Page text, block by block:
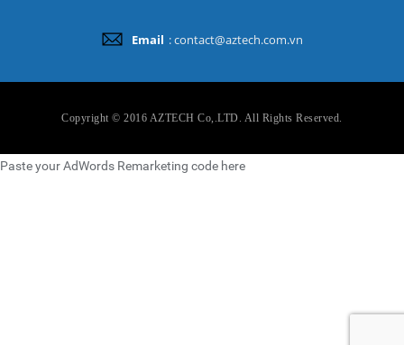
Email : contact@aztech.com.vn
Copyright © 2016 AZTECH Co,.LTD. All Rights Reserved.
Paste your AdWords Remarketing code here